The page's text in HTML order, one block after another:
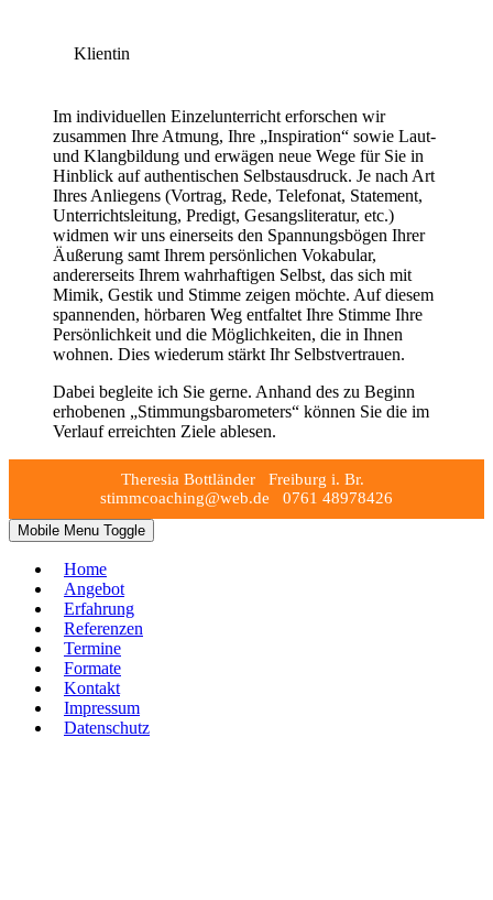
Klientin
Im individuellen Einzelunterricht erforschen wir
zusammen Ihre Atmung, Ihre „Inspiration“ sowie Laut-
und Klangbildung und erwägen neue Wege für Sie in
Hinblick auf authentischen Selbstausdruck. Je nach Art
Ihres Anliegens (Vortrag, Rede, Telefonat, Statement,
Unterrichtsleitung, Predigt, Gesangsliteratur, etc.)
widmen wir uns einerseits den Spannungsbögen Ihrer
Äußerung samt Ihrem persönlichen Vokabular,
andererseits Ihrem wahrhaftigen Selbst, das sich mit
Mimik, Gestik und Stimme zeigen möchte. Auf diesem
spannenden, hörbaren Weg entfaltet Ihre Stimme Ihre
Persönlichkeit und die Möglichkeiten, die in Ihnen
wohnen. Dies wiederum stärkt Ihr Selbstvertrauen.
Dabei begleite ich Sie gerne. Anhand des zu Beginn
erhobenen „Stimmungsbarometers“ können Sie die im
Verlauf erreichten Ziele ablesen.
Theresia Bottländer Freiburg i. Br.
stimmcoaching@web.de 0761 48978426
Mobile Menu Toggle
Home
Angebot
Erfahrung
Referenzen
Termine
Formate
Kontakt
Impressum
Datenschutz